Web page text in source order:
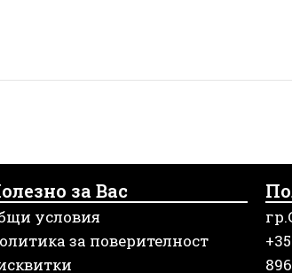
за Вас
условия
за поверителност
896